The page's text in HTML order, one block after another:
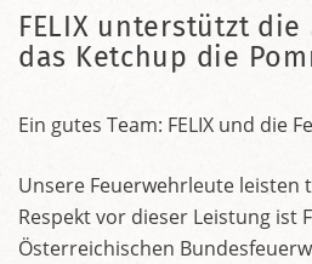
FELIX unterstützt die
das Ketchup die
Ein gutes Team: FELIX und die
Unsere Feuerwehrleute leisten
Respekt vor dieser Leistung ist
Österreichischen